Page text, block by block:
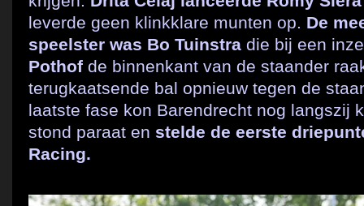
leverde geen klinkklare munten op. De
speelster was Bo Tuinstra die bij een
Pothof de binnenkant van de staander
terugkaatsende bal opnieuw tegen de
laatste fase kon Barendrecht nog langszij
stond paraat en stelde de eerste
Racing.